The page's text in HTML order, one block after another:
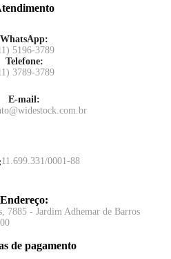
WhatsApp:
5196-3789
Telefone:
3789-3789
E-mail:
11.699.331/0001-88
Endereço:
7885 - Jardim Adhemar de Barros
de pagamento